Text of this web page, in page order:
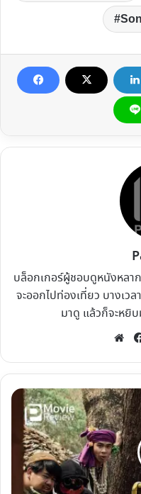
บล็อกเกอร์ผู้ชอบดูหนังหลา
จะออกไปท่องเที่ยว บางเ
มาดู แล้วก็จะหยิ
รีวิว
หนัง
บอก